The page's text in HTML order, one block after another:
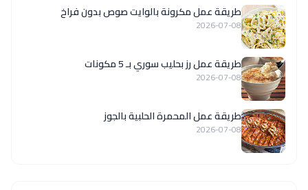
طريقة عمل مكرونة بالوايت صوص بدون فراخ
2026-07-08
طريقة عمل رز بحليب سوري بـ 5 مكونات
2026-07-08
طريقة عمل المحمرة الحلبية بالجوز
2026-07-08